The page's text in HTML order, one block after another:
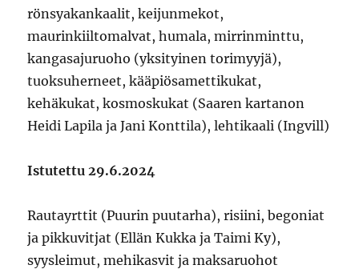
rönsyakankaalit, keijunmekot,
maurinkiiltomalvat, humala, mirrinminttu,
kangasajuruoho (yksityinen torimyyjä),
tuoksuherneet, kääpiösamettikukat,
kehäkukat, kosmoskukat (Saaren kartanon
Heidi Lapila ja Jani Konttila), lehtikaali (Ingvill)
Istutettu 29.6.2024
Rautayrttit (Puurin puutarha), risiini, begoniat
ja pikkuvitjat (Ellän Kukka ja Taimi Ky),
syysleimut, mehikasvit ja maksaruohot